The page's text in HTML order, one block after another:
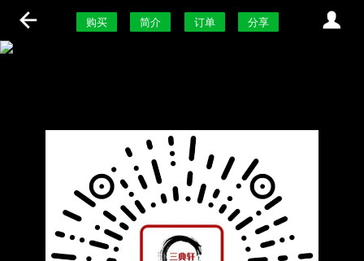
购买 简介 订单 分享